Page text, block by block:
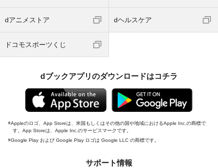
dアニメストア dヘルスケア
ドコモスポーツくじ
dブックアプリのダウンロードはコチラ
Appleのロゴ、App Storeは、米国もしくはその他の国や地域におけるApple Inc.の商標で
す。App Storeは、Apple Inc.のサービスマークです。
Google Play および Google Play ロゴは Google LLC の商標です。
サポート情報